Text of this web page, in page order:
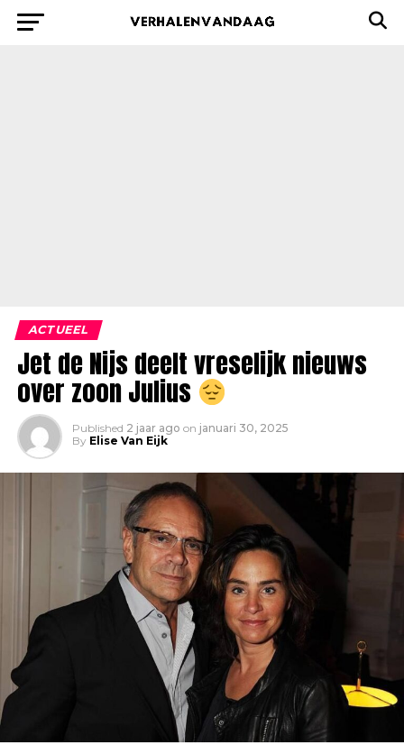
ACTUEEL
Jet de Nijs deelt vreselijk nieuws
over zoon Julius
Published 2 jaar ago on januari 30, 2025
By Elise Van Eijk